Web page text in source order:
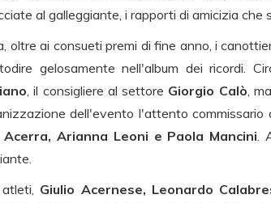
al galleggiante, i rapporti di amicizia che
oltre ai consueti premi di fine anno, i
gelosamente nell'album dei ricordi.
, il consigliere al settore Giorgio Calò,
dell'evento l'attento commissario
Acerra, Arianna Leoni e Paola Mancini.
Giulio Acernese, Leonardo